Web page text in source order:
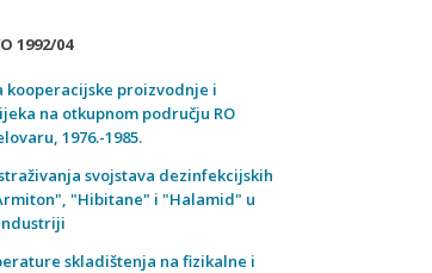
1992/04
kooperacijske proizvodnje i
na otkupnom području RO
1976.-1985.
svojstava dezinfekcijskih
"Hibitane" i "Halamid" u
skladištenja na fizikalne i